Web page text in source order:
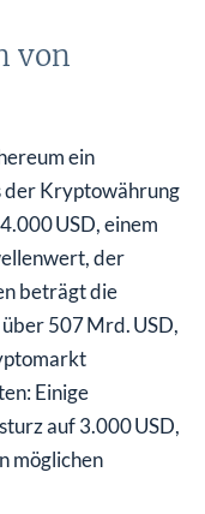
von
ein
Kryptowährung
USD, einem
der
beträgt die
507 Mrd. USD,
Einige
auf 3.000 USD,
möglichen